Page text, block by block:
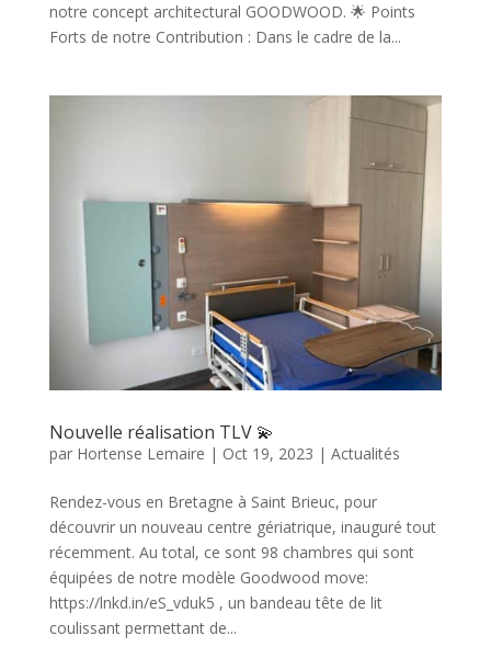
notre concept architectural GOODWOOD. 🌟 Points
Forts de notre Contribution : Dans le cadre de la...
Nouvelle réalisation TLV 💫
par Hortense Lemaire | Oct 19, 2023 | Actualités
Rendez-vous en Bretagne à Saint Brieuc, pour
découvrir un nouveau centre gériatrique, inauguré tout
récemment. Au total, ce sont 98 chambres qui sont
équipées de notre modèle Goodwood move:
https://lnkd.in/eS_vduk5 , un bandeau tête de lit
coulissant permettant de...